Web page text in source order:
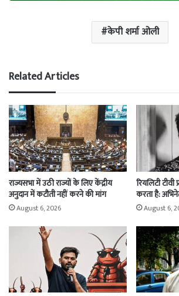
केपी शर्मा ओली
Related Articles
राज्यसभा में उठी राज्यों के लिए केंद्रीय
अनुदान में कटौती नहीं करने की मांग
August 6, 2026
रियलिटी टीवी
करता है:
August 6,